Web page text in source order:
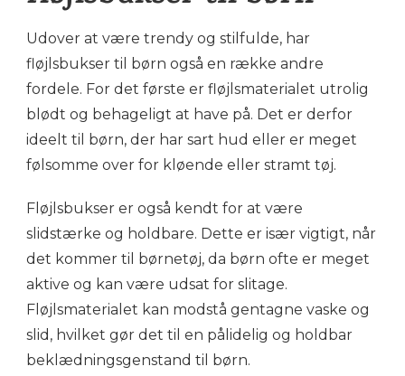
Udover at være trendy og stilfulde, har
fløjlsbukser til børn også en række andre
fordele. For det første er fløjlsmaterialet utrolig
blødt og behageligt at have på. Det er derfor
ideelt til børn, der har sart hud eller er meget
følsomme over for kløende eller stramt tøj.
Fløjlsbukser er også kendt for at være
slidstærke og holdbare. Dette er især vigtigt, når
det kommer til børnetøj, da børn ofte er meget
aktive og kan være udsat for slitage.
Fløjlsmaterialet kan modstå gentagne vaske og
slid, hvilket gør det til en pålidelig og holdbar
beklædningsgenstand til børn.